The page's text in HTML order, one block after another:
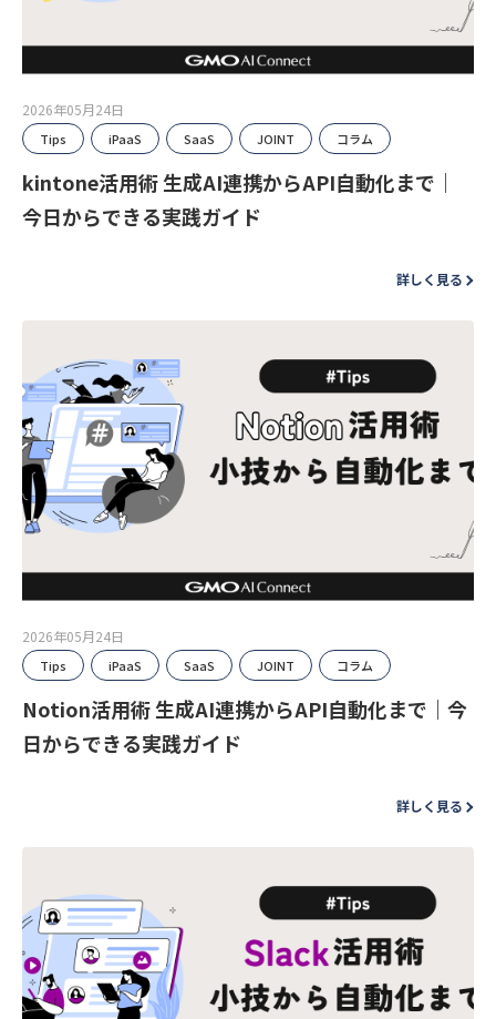
2026年05月24日
Tips iPaaS SaaS JOINT コラム
kintone活用術 生成AI連携からAPI自動化まで｜
今日からできる実践ガイド
詳しく見る
2026年05月24日
Tips iPaaS SaaS JOINT コラム
Notion活用術 生成AI連携からAPI自動化まで｜今
日からできる実践ガイド
詳しく見る